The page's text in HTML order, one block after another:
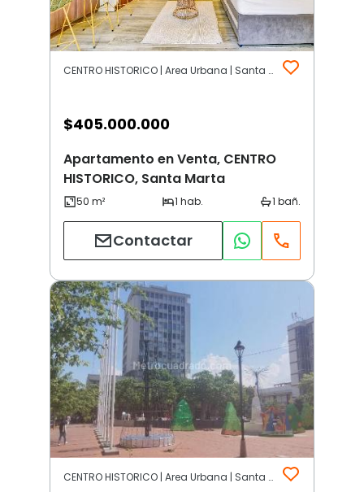
CENTRO HISTORICO | Area Urbana | Santa Marta
$405.000.000
Apartamento en Venta, CENTRO
HISTORICO, Santa Marta
Contactar
CENTRO HISTORICO | Area Urbana | Santa Marta